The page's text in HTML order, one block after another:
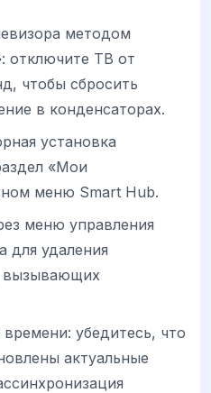
методом
отключите ТВ от
чтобы сбросить
в конденсаторах.
установка
«Мои
меню Smart Hub.
меню управления
для удаления
вызывающих
убедитесь, что
актуальные